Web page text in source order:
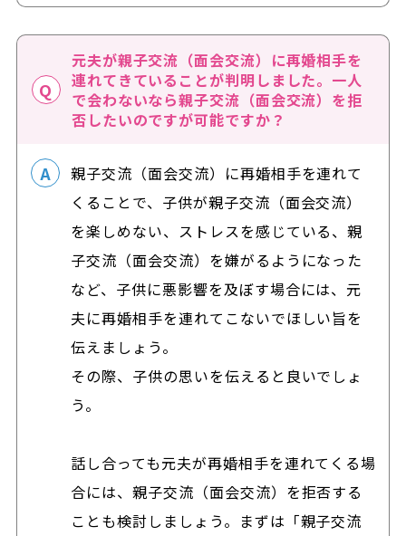
元夫が親子交流（面会交流）に再婚相手を
連れてきていることが判明しました。一人
で会わないなら親子交流（面会交流）を拒
否したいのですが可能ですか？
親子交流（面会交流）に再婚相手を連れて
くることで、子供が親子交流（面会交流）
を楽しめない、ストレスを感じている、親
子交流（面会交流）を嫌がるようになった
など、子供に悪影響を及ぼす場合には、元
夫に再婚相手を連れてこないでほしい旨を
伝えましょう。
その際、子供の思いを伝えると良いでしょ
う。
話し合っても元夫が再婚相手を連れてくる場
合には、親子交流（面会交流）を拒否する
ことも検討しましょう。まずは「親子交流